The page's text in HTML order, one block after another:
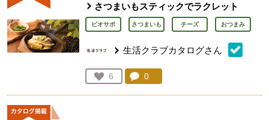
さつまいもスティックでラクレット
ビオサポ さつまいも チーズ おつまみ
生活クラブカタログさん
お気に入り登録：
6
人が登録
コメント：
0